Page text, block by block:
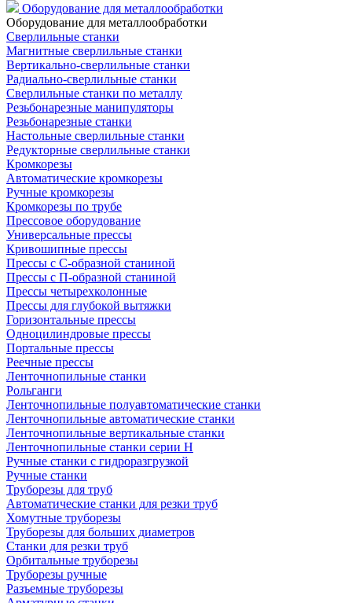
Оборудование для металлообработки
Оборудование для металлообработки
Сверлильные станки
Магнитные сверлильные станки
Вертикально-сверлильные станки
Радиально-сверлильные станки
Сверлильные станки по металлу
Резьбонарезные манипуляторы
Резьбонарезные станки
Настольные сверлильные станки
Редукторные сверлильные станки
Кромкорезы
Автоматические кромкорезы
Ручные кромкорезы
Кромкорезы по трубе
Прессовое оборудование
Универсальные прессы
Кривошипные прессы
Прессы с С-образной станиной
Прессы с П-образной станиной
Прессы четырехколонные
Прессы для глубокой вытяжки
Горизонтальные прессы
Одноцилиндровые прессы
Портальные прессы
Реечные прессы
Ленточнопильные станки
Рольганги
Ленточнопильные полуавтоматические станки
Ленточнопильные автоматические станки
Ленточнопильные вертикальные станки
Ленточнопильные станки серии H
Ручные станки с гидроразгрузкой
Ручные станки
Труборезы для труб
Автоматические станки для резки труб
Хомутные труборезы
Труборезы для больших диаметров
Станки для резки труб
Орбитальные труборезы
Труборезы ручные
Разъемные труборезы